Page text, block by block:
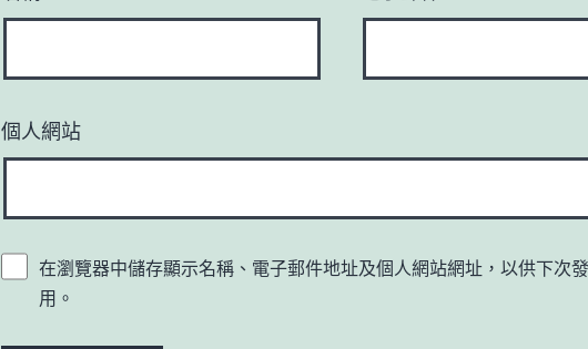
個人網站
在瀏覽器中儲存顯示名稱、電子郵件地址及個人網站網址，以供下次
用。